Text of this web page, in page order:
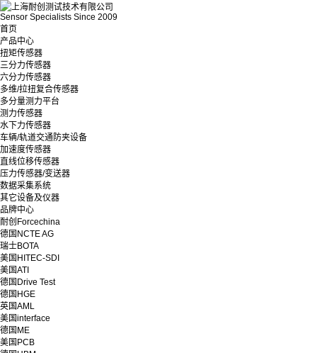
Sensor Specialists Since 2009
首页
产品中心
扭矩传感器
三分力传感器
六分力传感器
多维/拉扭复合传感器
多分量测力平台
测力传感器
水下力传感器
车辆/轨道交通防夹设备
加速度传感器
直线位移传感器
压力传感器/变送器
数据采集系统
其它设备及仪器
品牌中心
耐创Forcechina
德国NCTE AG
瑞士BOTA
美国HITEC-SDI
美国ATI
德国Drive Test
德国HGE
英国AML
美国interface
德国ME
美国PCB